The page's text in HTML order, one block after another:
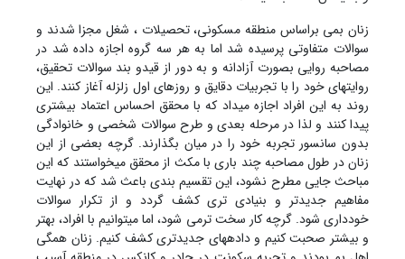
زنان بمی براساس منطقه مسکونی، تحصیلات ، شغل مجزا شدند و
سوالات متفاوتی پرسیده شد اما به هر سه گروه اجازه داده شد در
مصاحبه روایی بصورت آزادانه و به دور از قیدو بند سوالات تحقیق،
روایت‏های خود را با تجربیات دقایق و روزهای اول زلزله آغاز کنند. این
روند به این افراد اجازه می‏داد که با محقق احساس اعتماد بیشتری
پیدا کنند و لذا در مرحله بعدی و طرح سوالات شخصی و خانوادگی
بدون سانسور تجربه خود را در میان بگذارند. گرچه بعضی از این
زنان در طول مصاحبه چند باری با مکث از محقق می‏خواستند که این
مباحث جایی مطرح نشود، این تقسیم بندی باعث شد که در نهایت
مفاهیم جدیدتر و بنیادی تری کشف گردد و از تکرار سوالات
خودداری شود. گرچه کار سخت ترمی شود، اما می‏توانیم با افراد، بهتر
و بیشتر صحبت کنیم و داده‏های جدیدتری کشف کنیم. زنان همگی